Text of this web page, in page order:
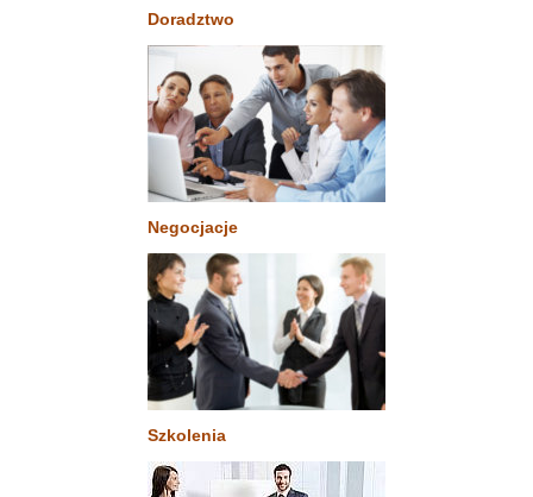
Doradztwo
Negocjacje
Szkolenia